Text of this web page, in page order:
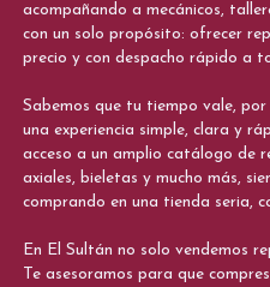
acompañando a mecánicos,
con un solo propósito: ofrecer
precio y con despacho rápido a
Sabemos que tu tiempo vale,
una experiencia simple, clara y
acceso a un amplio catálogo de
axiales, bieletas y mucho más,
comprando en una tienda seria,
En El Sultán no solo vendemos
Te asesoramos para que